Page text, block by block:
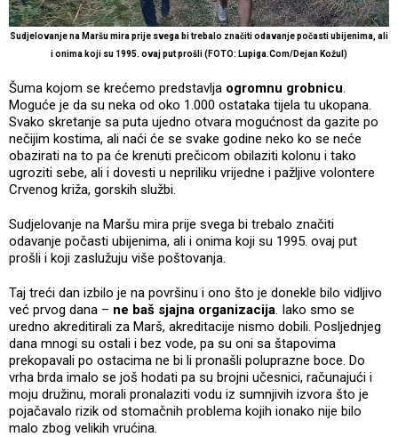
Sudjelovanje na Maršu mira prije svega bi trebalo značiti odavanje počasti ubijenima, ali
i onima koji su 1995. ovaj put prošli (FOTO: Lupiga.Com/Dejan Kožul)
Šuma kojom se krećemo predstavlja ogromnu grobnicu.
Moguće je da su neka od oko 1.000 ostataka tijela tu ukopana.
Svako skretanje sa puta ujedno otvara mogućnost da gazite po
nečijim kostima, ali naći će se svake godine neko ko se neće
obazirati na to pa će krenuti prečicom obilaziti kolonu i tako
ugroziti sebe, ali i dovesti u nepriliku vrijedne i pažljive volontere
Crvenog križa, gorskih službi.
Sudjelovanje na Maršu mira prije svega bi trebalo značiti
odavanje počasti ubijenima, ali i onima koji su 1995. ovaj put
prošli i koji zaslužuju više poštovanja.
Taj treći dan izbilo je na površinu i ono što je donekle bilo vidljivo
već prvog dana – ne baš sjajna organizacija. Iako smo se
uredno akreditirali za Marš, akreditacije nismo dobili. Posljednjeg
dana mnogi su ostali i bez vode, pa su oni sa štapovima
prekopavali po ostacima ne bi li pronašli poluprazne boce. Do
vrha brda imalo se još hodati pa su brojni učesnici, računajući i
moju družinu, morali pronalaziti vodu iz sumnjivih izvora što je
pojačavalo rizik od stomačnih problema kojih ionako nije bilo
malo zbog velikih vrućina.